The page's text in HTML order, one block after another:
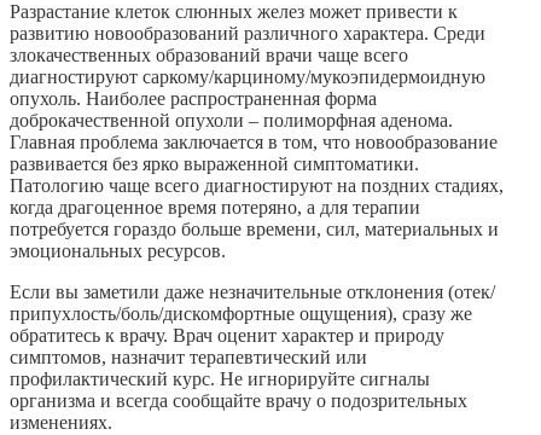
Разрастание клеток слюнных желез может привести к
развитию новообразований различного характера. Среди
злокачественных образований врачи чаще всего
диагностируют саркому/карциному/мукоэпидермоидную
опухоль. Наиболее распространенная форма
доброкачественной опухоли – полиморфная аденома.
Главная проблема заключается в том, что новообразование
развивается без ярко выраженной симптоматики.
Патологию чаще всего диагностируют на поздних стадиях,
когда драгоценное время потеряно, а для терапии
потребуется гораздо больше времени, сил, материальных и
эмоциональных ресурсов.
Если вы заметили даже незначительные отклонения (отек/
припухлость/боль/дискомфортные ощущения), сразу же
обратитесь к врачу. Врач оценит характер и природу
симптомов, назначит терапевтический или
профилактический курс. Не игнорируйте сигналы
организма и всегда сообщайте врачу о подозрительных
изменениях.